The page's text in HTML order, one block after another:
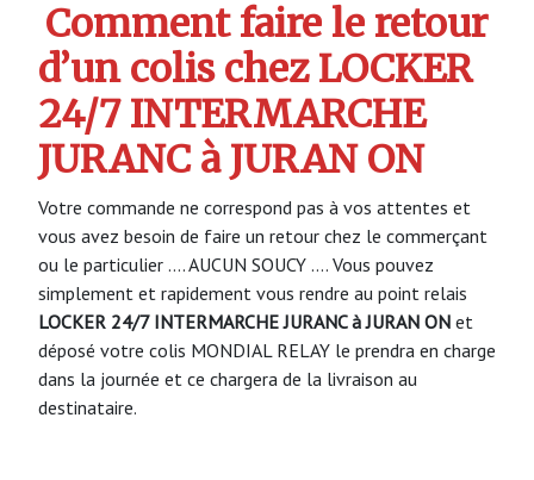
Comment faire le retour
d’un colis chez LOCKER
24/7 INTERMARCHE
JURANC à JURAN ON
Votre commande ne correspond pas à vos attentes et
vous avez besoin de faire un retour chez le commerçant
ou le particulier …. AUCUN SOUCY …. Vous pouvez
simplement et rapidement vous rendre au point relais
LOCKER 24/7 INTERMARCHE JURANC à JURAN ON et
déposé votre colis MONDIAL RELAY le prendra en charge
dans la journée et ce chargera de la livraison au
destinataire.